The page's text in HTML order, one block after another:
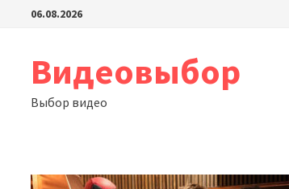
Перейти06.08.2026
Видеовыбор
Выбор видео